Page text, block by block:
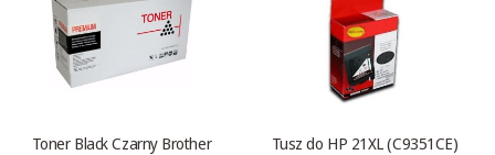
Toner Black Czarny Brother
Tusz do HP 21XL (C9351CE)